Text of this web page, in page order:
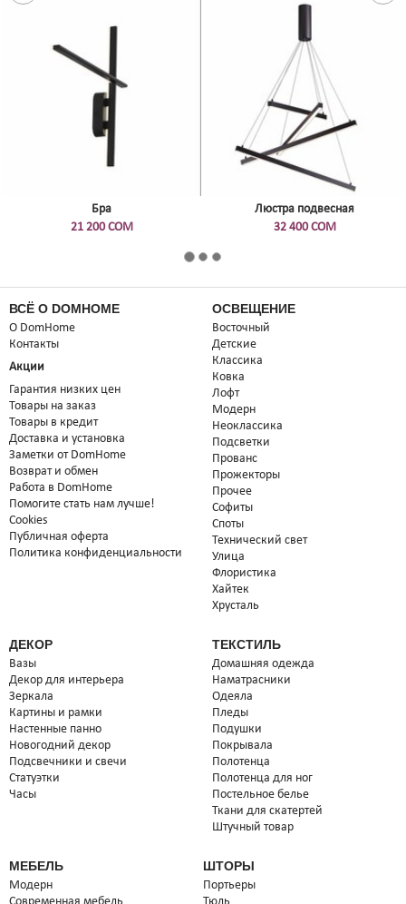
Бра
21 200 СОМ
Люстра подвесная
32 400 СОМ
ВСЁ О DOMHOME
О DomHome
Контакты
Акции
Гарантия низких цен
Товары на заказ
Товары в кредит
Доставка и установка
Заметки от DomHome
Возврат и обмен
Работа в DomHome
Помогите стать нам лучше!
Cookies
Публичная оферта
Политика конфиденциальности
ОСВЕЩЕНИЕ
Восточный
Детские
Классика
Ковка
Лофт
Модерн
Неоклассика
Подсветки
Прованс
Прожекторы
Прочее
Софиты
Споты
Технический свет
Улица
Флористика
Хайтек
Хрусталь
ДЕКОР
Вазы
Декор для интерьера
Зеркала
Картины и рамки
Настенные панно
Новогодний декор
Подсвечники и свечи
Статуэтки
Часы
ТЕКСТИЛЬ
Домашняя одежда
Наматрасники
Одеяла
Пледы
Подушки
Покрывала
Полотенца
Полотенца для ног
Постельное белье
Ткани для скатертей
Штучный товар
МЕБЕЛЬ
Модерн
ШТОРЫ
Портьеры